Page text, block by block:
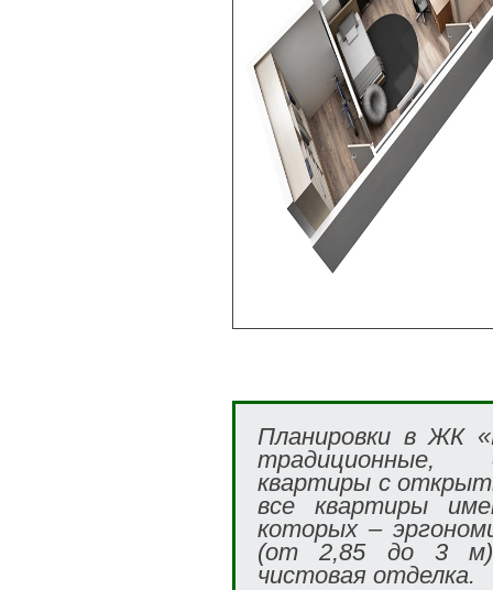
Планировки в ЖК
традиционные,
квартиры с
все квартиры
которых –
(от 2,85 до 3
чистовая отделка.